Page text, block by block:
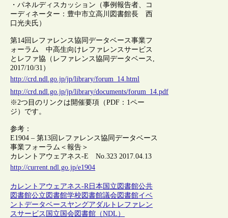
・パネルディスカッション（事例報告者、コ
ーディネーター：豊中市立高川図書館長 西
口光夫氏）
第14回レファレンス協同データベース事業フ
ォーラム 中高生向けレファレンスサービス
とレファ協（レファレンス協同データベース,
2017/10/31）
http://crd.ndl.go.jp/jp/library/forum_14.html
http://crd.ndl.go.jp/jp/library/documents/forum_14.pdf
※2つ目のリンクは開催要項（PDF：1ペー
ジ）です。
参考：
E1904 – 第13回レファレンス協同データベース
事業フォーラム＜報告＞
カレントアウェアネス-E No.323 2017.04.13
http://current.ndl.go.jp/e1904
カレントアウェアネス-R 日本 国立図書館公共
図書館公立図書館学校図書館議会図書館イベ
ントデータベース ヤングアダルト レファレン
スサービス 国立国会図書館（NDL）